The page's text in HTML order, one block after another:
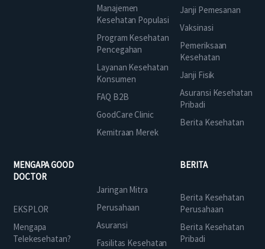
Manajemen
Kesehatan Populasi
Program Kesehatan
Pencegahan
Layanan Kesehatan
Konsumen
FAQ B2B
GoodCare Clinic
Kemitraan Merek
Janji Pemesanan
Vaksinasi
Pemeriksaan
Kesehatan
Janji Fisik
Asuransi Kesehatan
Pribadi
Berita Kesehatan
MENGAPA GOOD
DOCTOR
EKSPLOR
Mengapa
Telekesehatan?
Jaringan Mitra
Perusahaan
Asuransi
Fasilitas Kesehatan
BERITA
Berita Kesehatan
Perusahaan
Berita Kesehatan
Pribadi